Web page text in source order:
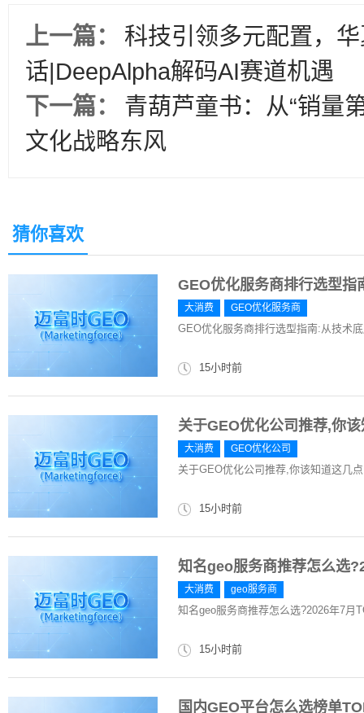
上一篇：
科技引领多元配置，
话|DeepAlpha解码AI赛道机遇
下一篇：
青葫芦童书：从“销量
文化战略东风
猜你喜欢
GEO优化服务商排行选型指
大消费 GEO优化服务商
GEO优化服务商排行选型指南:从技术
15小时前
关于GEO优化公司推荐,你
大消费 GEO优化公司
关于GEO优化公司推荐,你该知道这几
15小时前
知名geo服务商推荐怎么选
大消费 geo服务商
知名geo服务商推荐怎么选?2026年7月
15小时前
国内GEO平台怎么选榜单